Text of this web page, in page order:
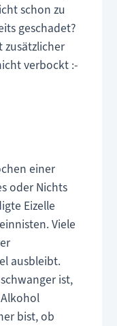
schon zu
geschadet?
zusätzlicher
verbockt :-
einer
oder Nichts
Eizelle
Viele
ausbleibt.
ist,
bist, ob